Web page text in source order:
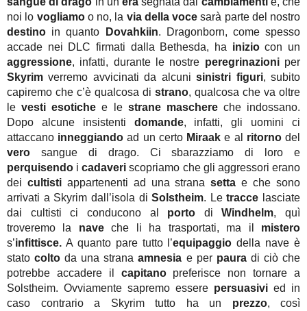
noi lo vogliamoo no, la via della voce sarà parte del nostro
destino in quanto Dovahkiin. Dragonborn, come spesso
accade nei DLC firmati dalla Bethesda, ha iniziocon un
aggressione, infatti, durante le nostre peregrinazioniper
Skyrim verremo avvicinati da alcunisinistri figuri, subito
capiremo che c’è qualcosa di strano, qualcosa che va oltre
levesti esotiche e le strane maschereche indossano.
Dopo alcune insistenti domande, infatti, gli uomini ci
attaccano inneggiando ad un certo Miraak e al ritornodel
vero sangue di drago. Ci sbarazziamo di loro e
perquisendo icadaveri scopriamo che gli aggressori erano
dei cultistiappartenenti ad una stranasetta e che sono
arrivati a Skyrim dall’isola diSolstheim. Letracce lasciate
dai cultisti ci conducono al porto diWindhelm, quì
troveremo la naveche li ha trasportati, ma il mistero
s’infittisce. A quanto pare tutto l’equipaggio della nave è
statocolto da una stranaamnesia e per pauradi ciò che
potrebbe accadere il capitanopreferisce non tornare a
Solstheim. Ovviamente sapremo essere persuasivi ed in
caso contrario a Skyrim tutto ha un prezzo, così